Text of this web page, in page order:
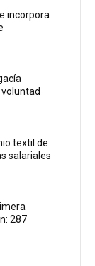
incorpora
textil de
salariales
287